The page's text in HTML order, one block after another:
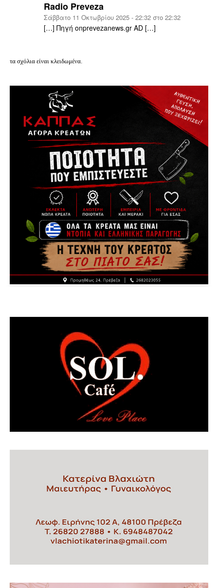
Radio Preveza
Σάββατο 11 Οκτωβρίου 2025 - 22:32 στο 22:32
[…] Πηγή onprevezanews.gr AD […]
τα σχόλια είναι κλειδωμένα.